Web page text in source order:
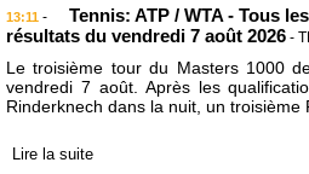
13:11 -
Tennis: ATP / WTA - Tous
résultats du vendredi 7 août 2026 -
Le troisième tour du Masters 1000
vendredi 7 août. Après les
Rinderknech dans la nuit, un troisième
Lire la suite